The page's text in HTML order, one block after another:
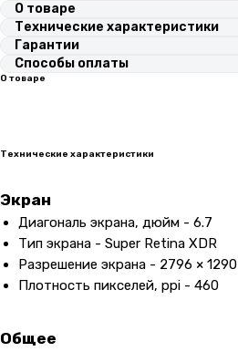
О товаре
Технические характеристики
Гарантии
Способы оплаты
О товаре
Технические характеристики
Экран
Диагональ экрана, дюйм - 6.7
Тип экрана - Super Retina XDR
Разрешение экрана - 2796 × 1290
Плотность пикселей, ppi - 460
Общее